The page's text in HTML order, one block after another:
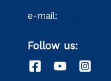
e-mail:
Follow us: